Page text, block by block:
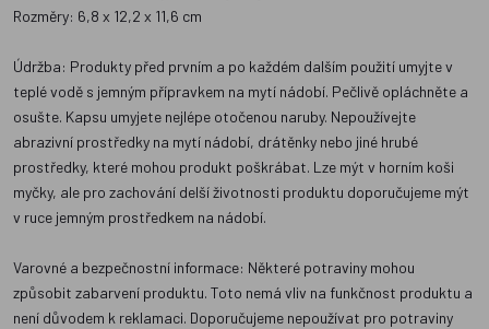
Rozměry: 6,8 x 12,2 x 11,6 cm
Údržba: Produkty před prvním a po každém dalším použití umyjte v
teplé vodě s jemným přípravkem na mytí nádobí. Pečlivě opláchněte a
osušte. Kapsu umyjete nejlépe otočenou naruby. Nepoužívejte
abrazivní prostředky na mytí nádobí, drátěnky nebo jiné hrubé
prostředky, které mohou produkt poškrábat. Lze mýt v horním koši
myčky, ale pro zachování delší životnosti produktu doporučujeme mýt
v ruce jemným prostředkem na nádobí.
Varovné a bezpečnostní informace: Některé potraviny mohou
způsobit zabarvení produktu. Toto nemá vliv na funkčnost produktu a
není důvodem k reklamaci. Doporučujeme nepoužívat pro potraviny